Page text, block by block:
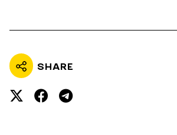
SHARE